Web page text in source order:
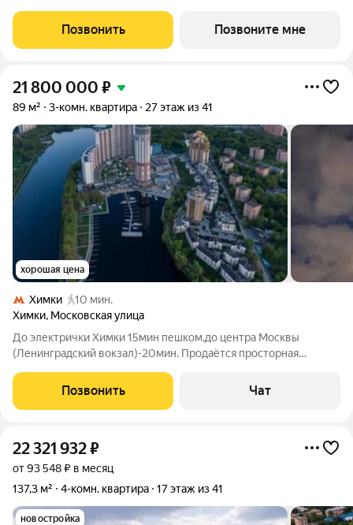
Дом монолитный, одноподъездный, высотой 54 этажа. На
этаже 11 квартир. В подъезде
Позвонить Позвоните мне
21 800 000 ₽
89 м² 3-комн. квартира 27 этаж из 41
хорошая цена
Химки
10 мин.
Химки, Московская улица
До электрички Химки 15мин пешком,до центра Москвы
(Ленинградский вокзал)-20мин. Продаётся просторная
адресу: город Химки, улица Кудрявцева, дом 16. Квартира
расположена на 27-м этаже
Позвонить Чат
22 321 932₽
от 93 548 ₽ в месяц
137,3 м²
4-комн. квартира 17 этаж из 41
новостройка